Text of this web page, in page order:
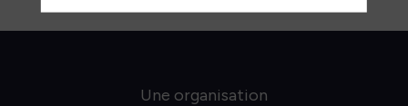
Une organisation